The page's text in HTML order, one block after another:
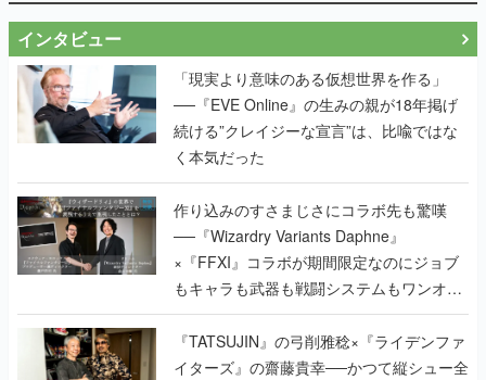
インタビュー
「現実より意味のある仮想世界を作る」
──『EVE Online』の生みの親が18年掲げ
続ける”クレイジーな宣言”は、比喩ではな
く本気だった
作り込みのすさまじさにコラボ先も驚嘆
──『Wizardry Variants Daphne』
×『FFXI』コラボが期間限定なのにジョブ
もキャラも武器も戦闘システムもワンオフ
で作り込まれた理由を両ディレクターに聞
く
『TATSUJIN』の弓削雅稔×『ライデンファ
イターズ』の齋藤貴幸──かつて縦シュー全